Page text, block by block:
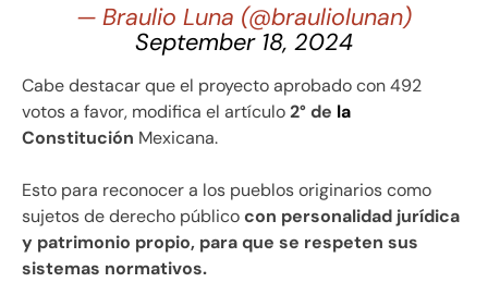
— Braulio Luna (@brauliolunan)
September 18, 2024
Cabe destacar que el proyecto aprobado con 492
votos a favor, modifica el artículo2° de la
Constitución Mexicana.
Esto para reconocer a los pueblos originarios como
sujetos de derecho públicocon personalidad jurídica
y patrimonio propio, para que se respeten sus
sistemas normativos.